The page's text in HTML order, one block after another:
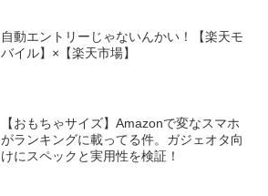
自動エントリーじゃないんかい！【楽天モ
バイル】×【楽天市場】
【おもちゃサイズ】Amazonで変なスマホ
がランキングに載ってる件。ガジェオタ向
けにスペックと実用性を検証！